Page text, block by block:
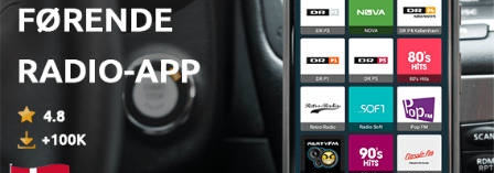
09 feb. 2026
7 - Episode 7 - "Landbrugets Økonomi" - Gæst:
Michael Friis Pedersen
6 - Episode 6 - "Den danske speciesisme" - Gæst:
Asmund Havsteen-Mikkelsen